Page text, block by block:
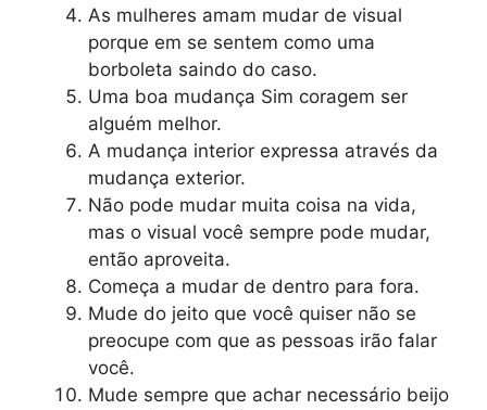
As mulheres amam mudar de visual
porque em se sentem como uma
borboleta saindo do caso.
Uma boa mudança Sim coragem ser
alguém melhor.
A mudança interior expressa através da
mudança exterior.
Não pode mudar muita coisa na vida,
mas o visual você sempre pode mudar,
então aproveita.
Começa a mudar de dentro para fora.
Mude do jeito que você quiser não se
preocupe com que as pessoas irão falar
você.
Mude sempre que achar necessário beijo